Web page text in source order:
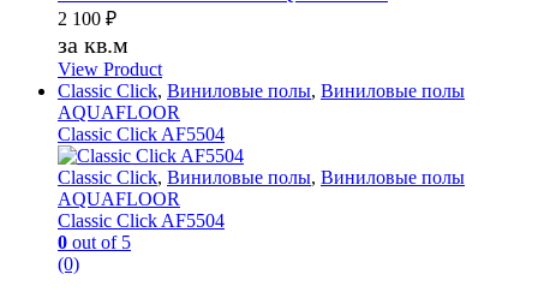
2 100 ₽
за кв.м
View Product
Classic Click, Виниловые полы, Виниловые полы
AQUAFLOOR
Classic Click AF5504
Classic Click, Виниловые полы, Виниловые полы
AQUAFLOOR
Classic Click AF5504
0 out of 5
(0)